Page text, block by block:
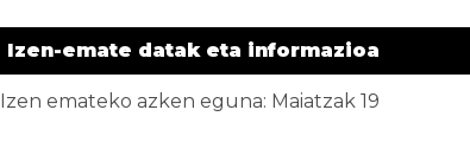
Izen-emate datak eta informazioa
Izen emateko azken eguna: Maiatzak 19